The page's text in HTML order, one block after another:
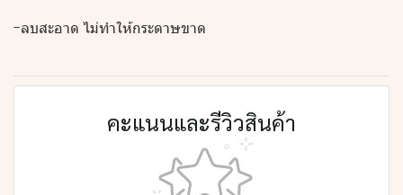
-ลบสะอาด ไม่ทำให้กระดาษขาด
คะแนนและรีวิวสินค้า